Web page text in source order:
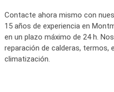
Contacte ahora mismo con
15 años de experiencia en
en un plazo máximo de 24 h.
reparación de calderas,
climatización.